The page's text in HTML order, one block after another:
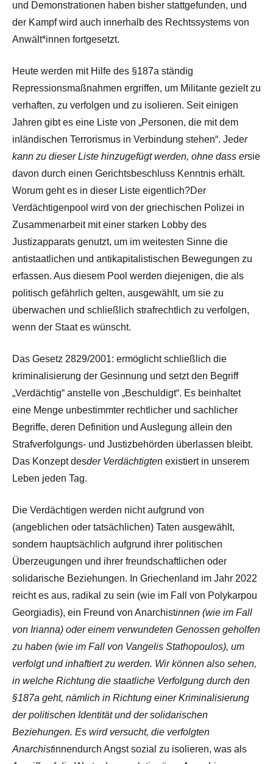
und Demonstrationen haben bisher stattgefunden, und
der Kampf wird auch innerhalb des Rechtssystems von
Anwält*innen fortgesetzt.
Heute werden mit Hilfe des §187a ständig
Repressionsmaßnahmen ergriffen, um Militante gezielt zu
verhaften, zu verfolgen und zu isolieren. Seit einigen
Jahren gibt es eine Liste von „Personen, die mit dem
inländischen Terrorismus in Verbindung stehen“. Jeder
kann zu dieser Liste hinzugefügt werden, ohne dass ersie
davon durch einen Gerichtsbeschluss Kenntnis erhält.
Worum geht es in dieser Liste eigentlich?Der
Verdächtigenpool wird von der griechischen Polizei in
Zusammenarbeit mit einer starken Lobby des
Justizapparats genutzt, um im weitesten Sinne die
antistaatlichen und antikapitalistischen Bewegungen zu
erfassen. Aus diesem Pool werden diejenigen, die als
politisch gefährlich gelten, ausgewählt, um sie zu
überwachen und schließlich strafrechtlich zu verfolgen,
wenn der Staat es wünscht.
Das Gesetz 2829/2001: ermöglicht schließlich die
kriminalisierung der Gesinnung und setzt den Begriff
„Verdächtig“ anstelle von „Beschuldigt“. Es beinhaltet
eine Menge unbestimmter rechtlicher und sachlicher
Begriffe, deren Definition und Auslegung allein den
Strafverfolgungs- und Justizbehörden überlassen bleibt.
Das Konzept desder Verdächtigten existiert in unserem
Leben jeden Tag.
Die Verdächtigen werden nicht aufgrund von
(angeblichen oder tatsächlichen) Taten ausgewählt,
sondern hauptsächlich aufgrund ihrer politischen
Überzeugungen und ihrer freundschaftlichen oder
solidarische Beziehungen. In Griechenland im Jahr 2022
reicht es aus, radikal zu sein (wie im Fall von Polykarpou
Georgiadis), ein Freund von Anarchistinnen (wie im Fall
von Irianna) oder einem verwundeten Genossen geholfen
zu haben (wie im Fall von Vangelis Stathopoulos), um
verfolgt und inhaftiert zu werden. Wir können also sehen,
in welche Richtung die staatliche Verfolgung durch den
§187a geht, nämlich in Richtung einer Kriminalisierung
der politischen Identität und der solidarischen
Beziehungen. Es wird versucht, die verfolgten
Anarchistinnendurch Angst sozial zu isolieren, was als